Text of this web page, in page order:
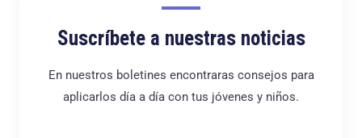
Suscríbete a nuestras noticias
En nuestros boletines encontraras consejos para
aplicarlos día a día con tus jóvenes y niños.